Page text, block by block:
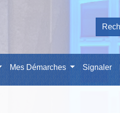
Mes Démarches Signaler